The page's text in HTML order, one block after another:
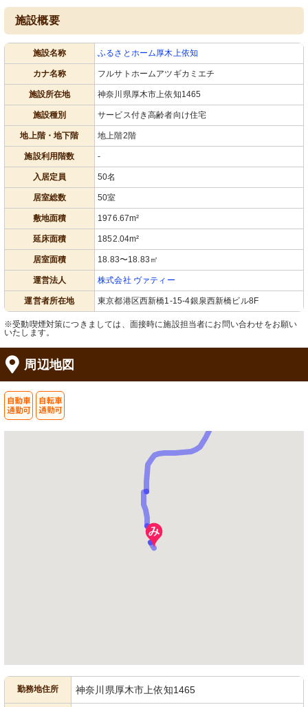
施設概要
施設名称 ふるさとホーム厚木上依知
カナ名称 フルサトホームアツギカミエチ
施設所在地 神奈川県厚木市上依知1465
施設種別 サービス付き高齢者向け住宅
地上階・地下階 地上階2階
施設利用階数 -
入居定員 50名
居室総数 50室
敷地面積 1976.67m²
延床面積 1852.04m²
居室面積 18.83〜18.83㎡
運営法人 株式会社 ヴァティー
運営者所在地 東京都港区西新橋1-15-4銀泉西新橋ビル8F
※受動喫煙対策につきましては、面接時に施設担当者にお問い合わせをお願い
いたします。
周辺地図
勤務地住所 神奈川県厚木市上依知1465